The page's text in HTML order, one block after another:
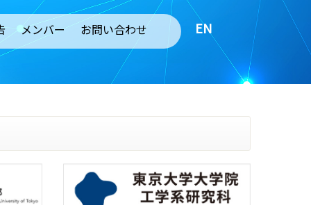
メンバー お問い合わせ EN